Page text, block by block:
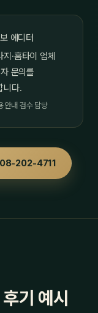
에디터
·홈타이 업체
문의를
니다.
안내 검수 담당
202-4711
기 예시